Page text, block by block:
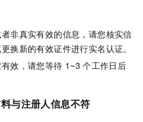
非真实有效的信息，请您核实信
换新的有效证件进行实名认证。
效，请您等待 1~3 个工作日后
与注册人信息不符